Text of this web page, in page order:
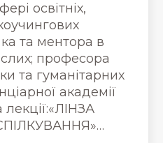
освітніх,
та ментора в
професора
та гуманітарних
академії
лекції:«ЛІНЗА